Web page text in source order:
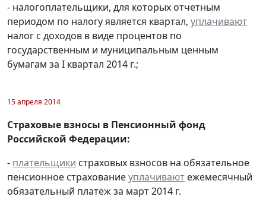
- налогоплательщики, для которых отчетным
периодом по налогу является квартал, уплачивают
налог с доходов в виде процентов по
государственным и муниципальным ценным
бумагам за I квартал 2014 г.;
15 апреля 2014
Страховые взносы в Пенсионный фонд
Российской Федерации:
- плательщики страховых взносов на обязательное
пенсионное страхованиеуплачивают ежемесячный
обязательный платеж за март 2014 г.